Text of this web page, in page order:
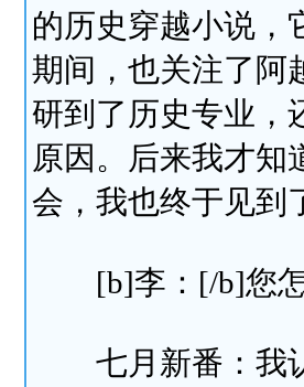
的历史穿越小说，
期间，也关注了阿
研到了历史专业，
原因。后来我才知
会，我也终于见到
[b]李：[/b]您怎
七月新番：我认